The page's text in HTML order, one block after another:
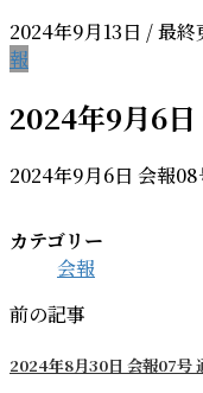
2024年9月13日 / 最終
報
2024年9月6
2024年9月6日 会報
カテゴリー
会報
前の記事
2024年8月30日 会報07号